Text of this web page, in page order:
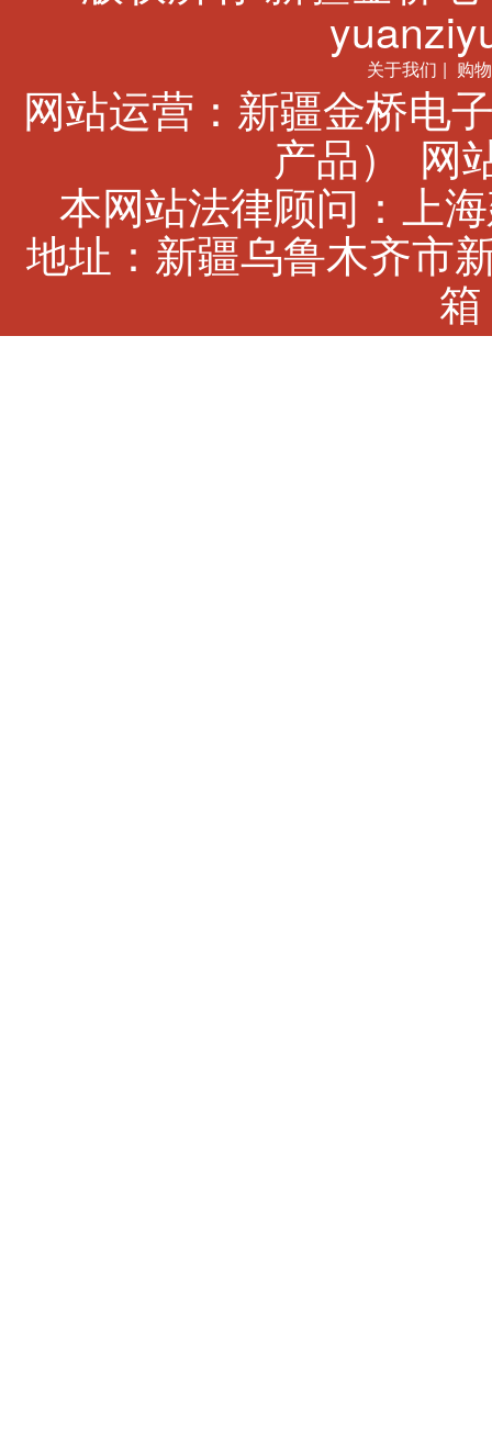
关于我们 | 购
网站运营：新疆金桥电
产品） 网
本网站法律顾问：上
地址：新疆乌鲁木齐市